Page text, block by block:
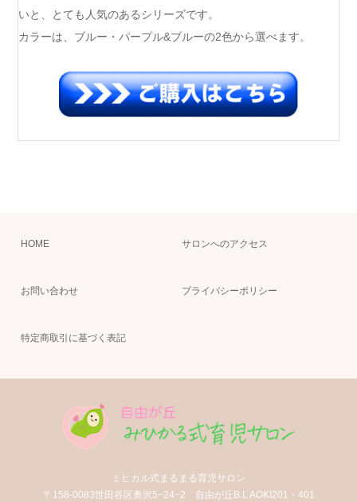
いと、とても人気のあるシリーズです。
カラーは、ブルー・パープル&ブルーの2色から選べます。
HOME サロンへのアクセス
お問い合わせ プライバシーポリシー
特定商取引に基づく表記
ミヒカル式まるまる育児サロン
〒158-0083世田谷区奥沢5−24−2 自由が丘B.L AOKI201・401